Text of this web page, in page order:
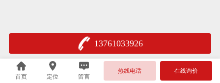
13761033926
首页 定位 留言
热线电话 在线询价